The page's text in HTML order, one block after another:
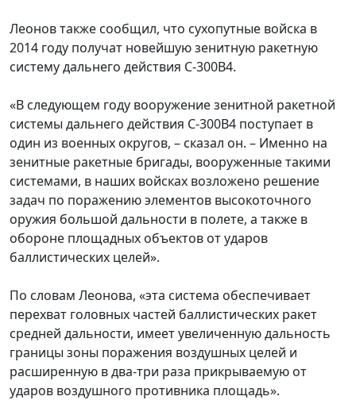
Леонов также сообщил, что сухопутные войска в
2014 году получат новейшую зенитную ракетную
систему дальнего действия С-300В4.
«В следующем году вооружение зенитной ракетной
системы дальнего действия С-300В4 поступает в
один из военных округов, – сказал он. – Именно на
зенитные ракетные бригады, вооруженные такими
системами, в наших войсках возложено решение
задач по поражению элементов высокоточного
оружия большой дальности в полете, а также в
обороне площадных объектов от ударов
баллистических целей».
По словам Леонова, «эта система обеспечивает
перехват головных частей баллистических ракет
средней дальности, имеет увеличенную дальность
границы зоны поражения воздушных целей и
расширенную в два-три раза прикрываемую от
ударов воздушного противника площадь».